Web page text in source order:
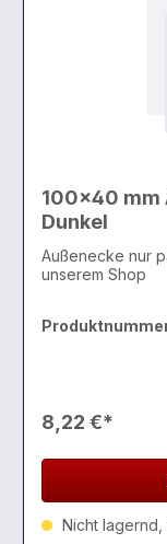
100x40 mm
Dunkel
Außenecke nur
unserem Shop
8,22 €*
Nicht